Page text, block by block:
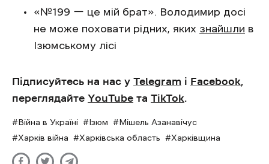
«№199 ー це мій брат». Володимир досі
не може поховати рідних, яких знайшли в
Ізюмському лісі
Підписуйтесь на нас у Telegram і Facebook,
переглядайте YouTube та TikTok.
Війна в Україні Ізюм
Мішель Азанавічус
Харків війна
Харківська область Харківщина